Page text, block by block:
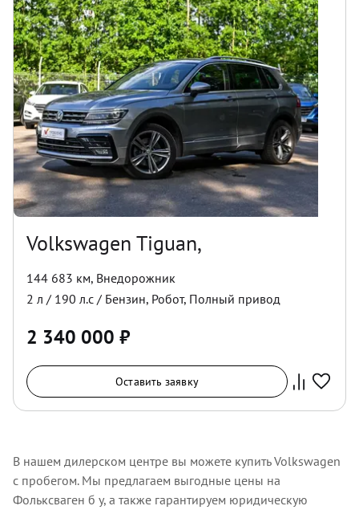
Volkswagen Tiguan,
144 683 км, Внедорожник
2 л / 190 л.с / Бензин, Робот, Полный привод
2 340 000 ₽
Оставить заявку
В нашем дилерском центре вы можете купить Volkswagen
с пробегом. Мы предлагаем выгодные цены на
Фольксваген б у, а также гарантируем юридическую